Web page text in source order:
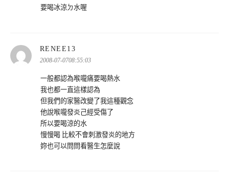
要喝冰涼ㄉ水喔
RENEE13
示:
2008-07-0708:55:03
一般都認為喉嚨痛要喝熱水
我也都一直這樣認為
但我們的家醫改變了我這種觀念
他說喉嚨發炎己經受傷了
所以要喝涼的水
慢慢喝 比較不會刺激發炎的地方
妳也可以問問看醫生怎麼說